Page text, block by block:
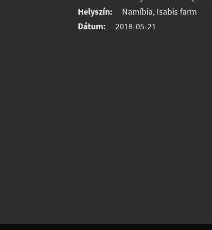
Helyszín:
Namíbia, Isabis farm
Dátum:
2018-05-21